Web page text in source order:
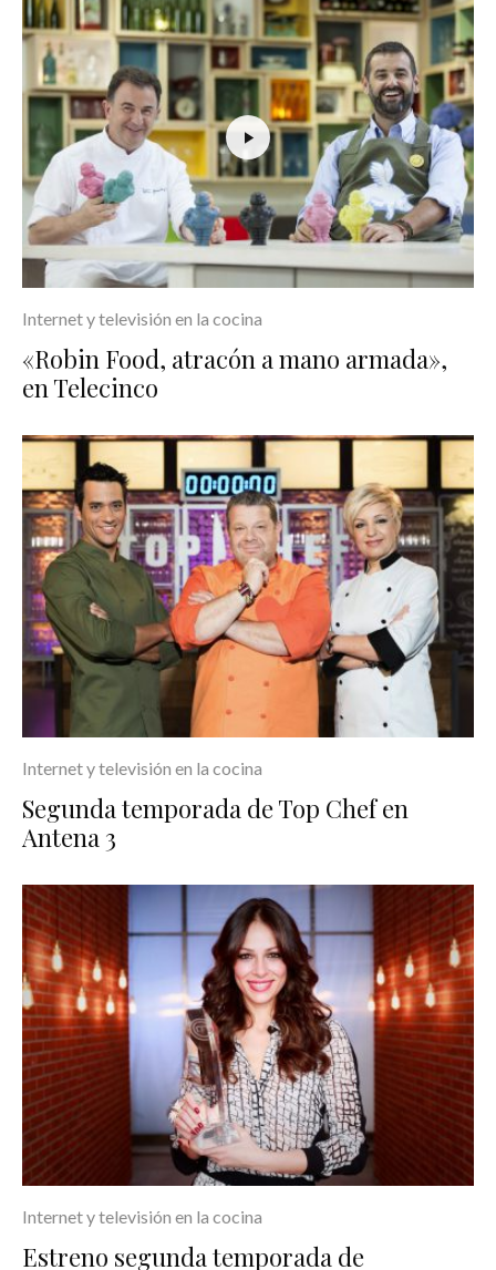
Internet y televisión en la cocina
«Robin Food, atracón a mano armada»,
en Telecinco
Internet y televisión en la cocina
Segunda temporada de Top Chef en
Antena 3
Internet y televisión en la cocina
Estreno segunda temporada de